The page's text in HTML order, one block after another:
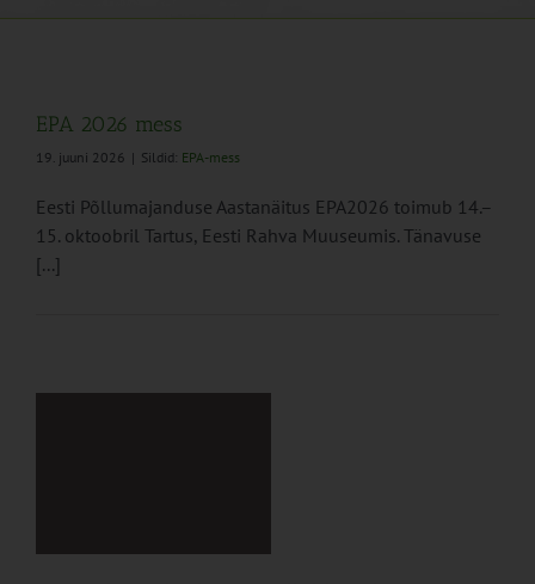
EPA 2026 mess
19. juuni 2026 | Sildid: EPA-mess
Eesti Põllumajanduse Aastanäitus EPA2026 toimub 14.–
15. oktoobril Tartus, Eesti Rahva Muuseumis. Tänavuse
[...]